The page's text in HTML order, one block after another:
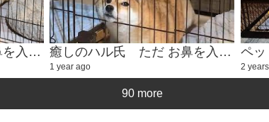
癒しのハル氏 ただ お鼻を入れるかわいい動画② 癒しのハル氏 ただ お鼻を入れるかわいい動画①
1 year ago 2
90 more